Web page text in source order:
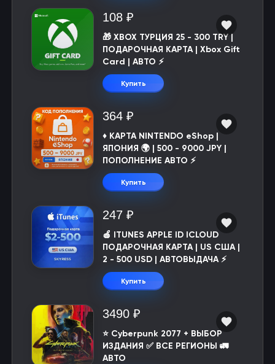
108 ₽
🎁 XBOX ТУРЦИЯ 25 - 300 TRY |
ПОДАРОЧНАЯ КАРТА | Xbox Gift
Card | АВТО ⚡
Купить
364 ₽
♦️ КАРТА NINTENDO eShop |
ЯПОНИЯ 🌍 | 500 - 9000 JPY |
ПОПОЛНЕНИЕ АВТО ⚡
Купить
247 ₽
🍎 ITUNES APPLE ID ICLOUD
ПОДАРОЧНАЯ КАРТА | US США |
2 - 500 USD | АВТОВЫДАЧА ⚡️
Купить
3490 ₽
⭐ Cyberpunk 2077 + ВЫБОР
ИЗДАНИЯ ✅ ВСЕ РЕГИОНЫ 🚛
АВТО